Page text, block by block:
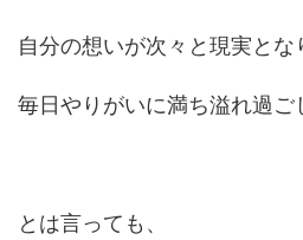
自分の想いが次々と現実とな
毎日やりがいに満ち溢れ過ご
とは言っても、